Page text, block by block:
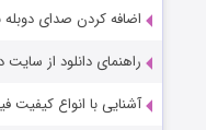
اضافه کردن صدای دوبله
راهنمای دانلود از
آشنایی با انواع کیفیت